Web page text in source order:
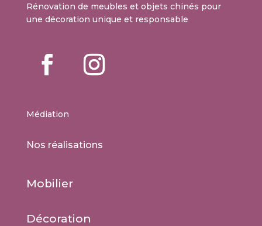
Rénovation de meubles et objets chinés pour
une décoration unique et responsable
Médiation
Nos réalisations
Mobilier
Décoration